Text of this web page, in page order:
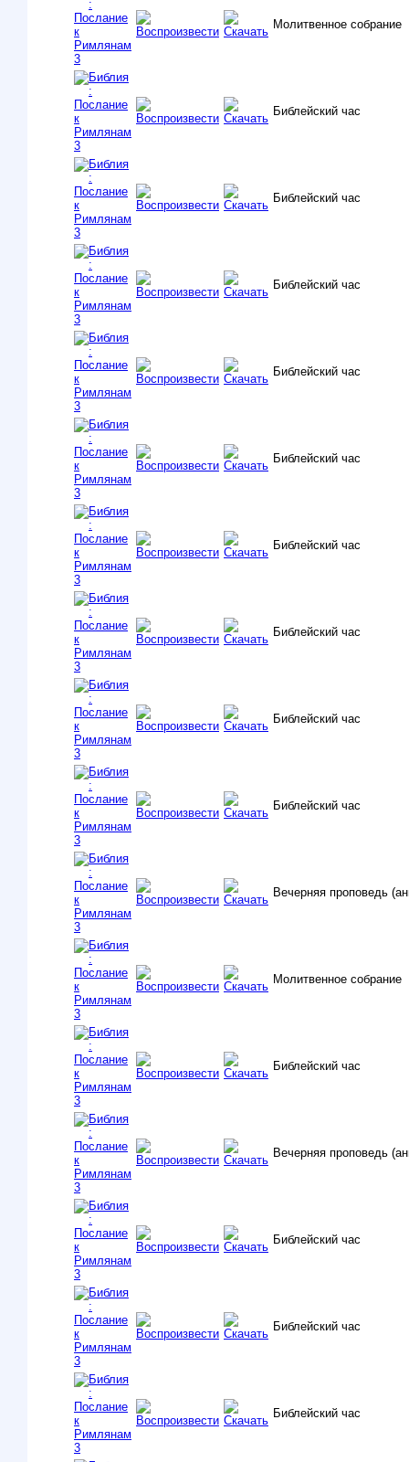
Молитвенное собрание
Библейский час
Библейский час
Библейский час
Библейский час
Библейский час
Библейский час
Библейский час
Библейский час
Библейский час
Вечерняя проповедь
Молитвенное собрание
Библейский час
Вечерняя проповедь
Библейский час
Библейский час
Библейский час